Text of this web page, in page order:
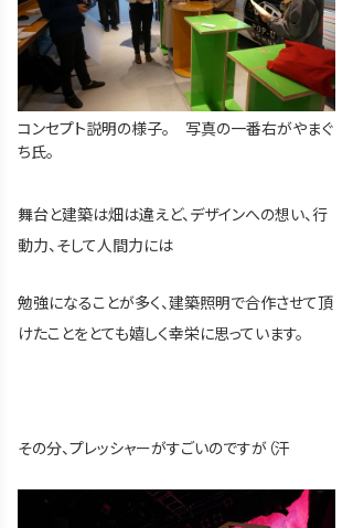
コンセプト説明の様子。 写真の一番右がやまぐ
ち氏。
舞台と建築は畑は違えど、デザインへの想い、行
動力、そして人間力には
勉強になることが多く、建築照明で合作させて頂
けたことをとても嬉しく幸栄に思っています。
その分、プレッシャーがすごいのですが（汗